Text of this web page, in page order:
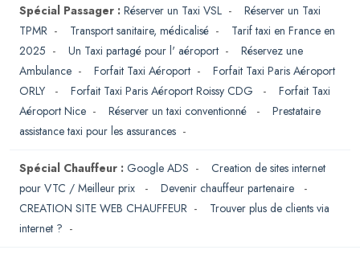
Spécial Passager : Réserver un Taxi VSL - Réserver un Taxi
TPMR - Transport sanitaire, médicalisé - Tarif taxi en France en
2025 - Un Taxi partagé pour l' aéroport - Réservez une
Ambulance - Forfait Taxi Aéroport - Forfait Taxi Paris Aéroport
ORLY
- Forfait Taxi Paris Aéroport Roissy CDG - Forfait Taxi
Aéroport Nice - Réserver un taxi conventionné - Prestataire
assistance taxi pour les assurances -
Spécial Chauffeur : Google ADS - Creation de sites internet
pour VTC / Meilleur prix
- Devenir chauffeur partenaire
-
CREATION SITE WEB CHAUFFEUR - Trouver plus de clients via
internet ? -